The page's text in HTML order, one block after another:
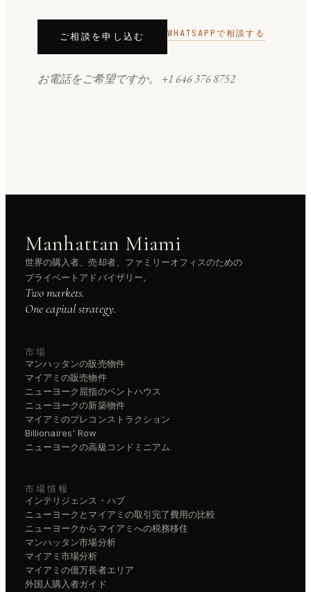
ご相談を申し込む WHATSAPPで相談する
お電話をご希望ですか。 +1 646 376 8752
Manhattan Miami
世界の購入者、売却者、ファミリーオフィスのための
プライベートアドバイザリー。
Two markets.
One capital strategy.
市場
マンハッタンの販売物件
マイアミの販売物件
ニューヨーク屈指のペントハウス
ニューヨークの新築物件
マイアミのプレコンストラクション
Billionaires' Row
ニューヨークの高級コンドミニアム
市場情報
インテリジェンス・ハブ
ニューヨークとマイアミの取引完了費用の比較
ニューヨークからマイアミへの税務移住
マンハッタン市場分析
マイアミ市場分析
マイアミの億万長者エリア
外国人購入者ガイド